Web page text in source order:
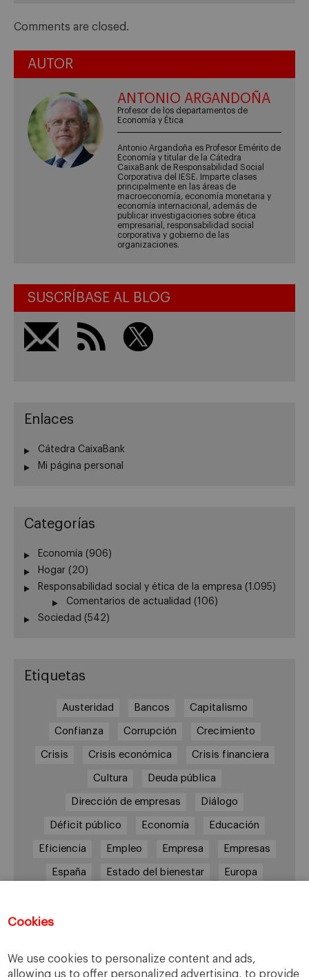
Cookies
We use cookies to personalize content and ads,
allowing us to offer personalized advertising, to provide
Comments are closed.
AUTOR
ANTONIO ARGANDOÑA
Profesor de los departamentos de
Economía y Ética
Antonio Argandoña es Profesor Emérito de
Economía y titular de la Cátedra
CaixaBank de Responsabilidad Social
Corporativa del IESE. Imparte clases
principalmente en las áreas de
macroeconomía, economía monetaria y
economía internacional, además de
publicar investigaciones sobre ética
empresarial, responsabilidad social
corporativa y gobierno de las
organizaciones.
SUSCRÍBASE AL BLOG
Enlaces
Cátedra CaixaBank
Mi página personal
Categorías
Economía (906)
Hogar (20)
Responsabilidad social y ética de la empresa (1.095)
Comentarios de actualidad (106)
Sociedad (542)
Etiquetas
Austeridad Bancos Capitalismo
Confianza Corrupción Crecimiento
Crisis Crisis económica Crisis financiera
Cultura Deuda pública
Dirección de empresas Diálogo
Déficit público Economía Educación
Eficiencia Empleo Empresa Empresas
España Estado del bienestar Europa
Responsabilidad social RSC RSE